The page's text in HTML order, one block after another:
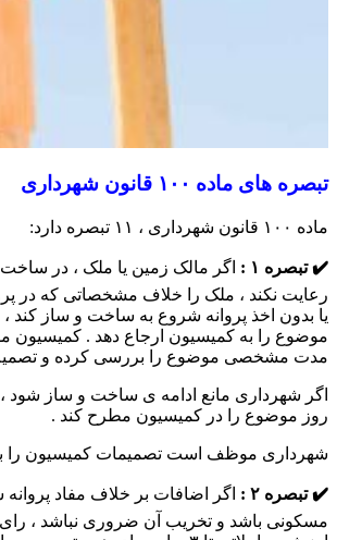
تبصره های ماده ۱۰۰ قانون شهرداری
ماده ۱۰۰ قانون شهرداری ، ۱۱ تبصره دارد:
✔️ تبصره ۱ :
اگر مالک زمین یا ملک ، در
رعایت نکند ، ملک را خلاف مشخصاتی که در
یا بدون اخذ پروانه شروع به ساخت و ساز کند ،
موضوع را به کمیسیون ارجاع دهد .
مدت مشخصی موضوع را بررسی کرده و تصمیم
روز موضوع را در کمیسیون مطرح کند .
شهرداری موظف است تصمیمات کمیسیون را به
✔️ تبصره ۲ :
اگر اضافات بر خلاف مفاد
مسکونی باشد و تخریب آن ضروری نباشد ، رای